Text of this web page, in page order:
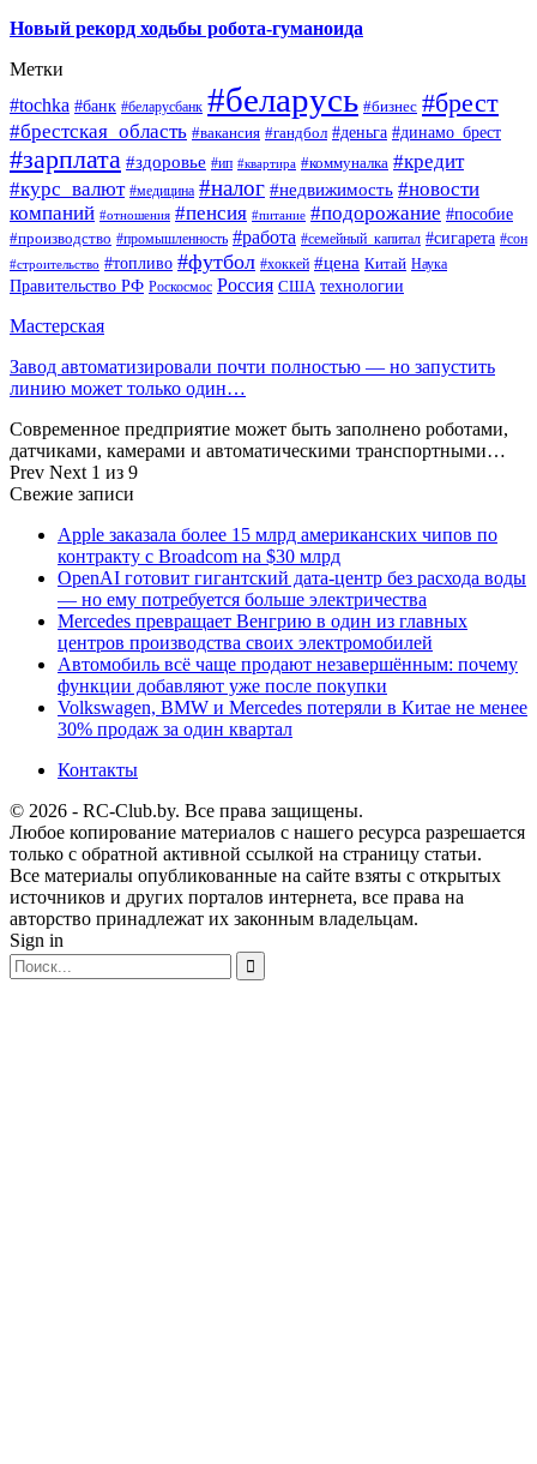
Новый рекорд ходьбы робота-гуманоида
Метки
#tochka #банк #беларусбанк #беларусь #бизнес #брест
#брестская_область #вакансия #гандбол #деньга #динамо_брест
#зарплата #здоровье #ип #квартира #коммуналка #кредит
#курс_валют #медицина #налог #недвижимость #новости
компаний #отношения #пенсия #питание #подорожание #пособие
#производство #промышленность #работа #семейный_капитал #сигарета #сон
#строительство #топливо #футбол #хоккей #цена Китай Наука
Правительство РФ Роскосмос Россия США технологии
Мастерская
Завод автоматизировали почти полностью — но запустить
линию может только один…
Современное предприятие может быть заполнено роботами,
датчиками, камерами и автоматическими транспортными…
Prev Next 1 из 9
Свежие записи
Apple заказала более 15 млрд американских чипов по
контракту с Broadcom на $30 млрд
OpenAI готовит гигантский дата-центр без расхода воды
— но ему потребуется больше электричества
Mercedes превращает Венгрию в один из главных
центров производства своих электромобилей
Автомобиль всё чаще продают незавершённым: почему
функции добавляют уже после покупки
Volkswagen, BMW и Mercedes потеряли в Китае не менее
30% продаж за один квартал
Контакты
© 2026 - RC-Club.by. Все права защищены.
Любое копирование материалов с нашего ресурса разрешается
только с обратной активной ссылкой на страницу статьи.
Все материалы опубликованные на сайте взяты с открытых
источников и других порталов интернета, все права на
авторство принадлежат их законным владельцам.
Sign in